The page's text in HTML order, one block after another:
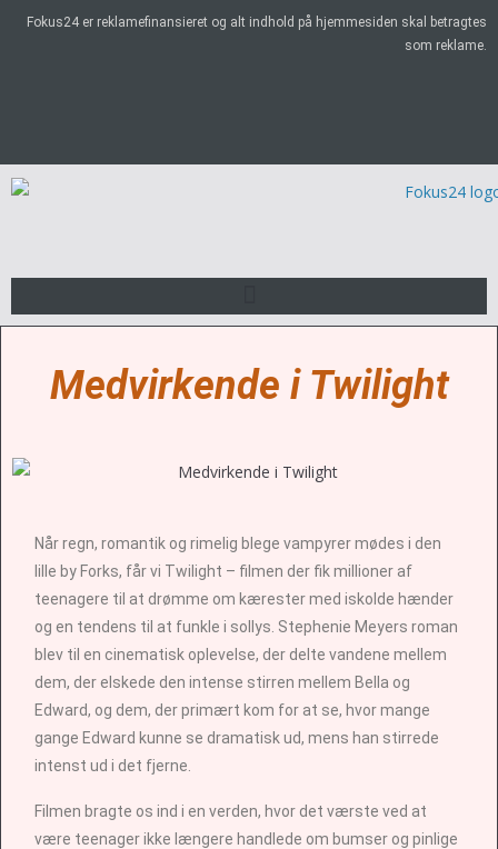
Fokus24 er reklamefinansieret og alt indhold på hjemmesiden skal betragtes
som reklame.
Medvirkende i Twilight
Når regn, romantik og rimelig blege vampyrer mødes i den
lille by Forks, får vi Twilight – filmen der fik millioner af
teenagere til at drømme om kærester med iskolde hænder
og en tendens til at funkle i sollys. Stephenie Meyers roman
blev til en cinematisk oplevelse, der delte vandene mellem
dem, der elskede den intense stirren mellem Bella og
Edward, og dem, der primært kom for at se, hvor mange
gange Edward kunne se dramatisk ud, mens han stirrede
intenst ud i det fjerne.
Filmen bragte os ind i en verden, hvor det værste ved at
være teenager ikke længere handlede om bumser og pinlige